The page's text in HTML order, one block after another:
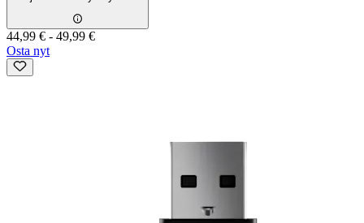
44,99 € - 49,99 €
Osta nyt